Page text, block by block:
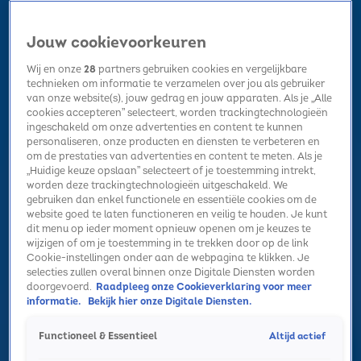
Home Radio luisteren Hitlijsten Acties Kerst Nieuws
Volg Sky Radio
Zoeken
HomeRadio luisterenActies Alle zendersSummer Top 101
Jouw cookievoorkeuren
Wij en onze28partners gebruiken cookies en vergelijkbare
technieken om informatie te verzamelen over jou als gebruiker
van onze website(s), jouw gedrag en jouw apparaten. Als je „Alle
cookies accepteren” selecteert, worden trackingtechnologieën
ingeschakeld om onze advertenties en content te kunnen
personaliseren, onze producten en diensten te verbeteren en
om de prestaties van advertenties en content te meten. Als je
„Huidige keuze opslaan” selecteert of je toestemming intrekt,
worden deze trackingtechnologieën uitgeschakeld. We
gebruiken dan enkel functionele en essentiële cookies om de
website goed te laten functioneren en veilig te houden. Je kunt
dit menu op ieder moment opnieuw openen om je keuzes te
wijzigen of om je toestemming in te trekken door op de link
Cookie-instellingen onder aan de webpagina te klikken. Je
selecties zullen overal binnen onze Digitale Diensten worden
doorgevoerd. Raadpleeg onze Cookieverklaring voor meer
informatie.
Bekijk hier onze Digitale Diensten.
Functioneel & Essentieel Altijd actief